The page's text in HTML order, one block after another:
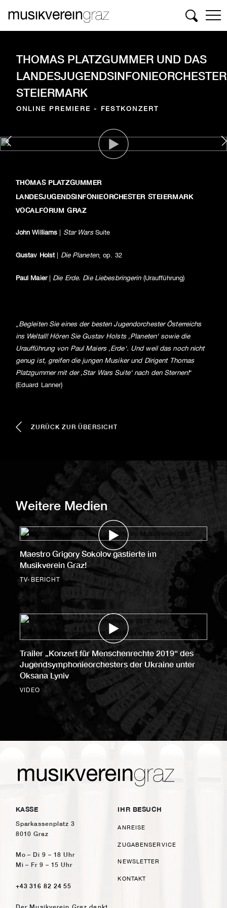
Suchen
THOMAS PLATZGUMMER UND DAS
LANDESJUGENDSINFONIEORCHESTER
STEIERMARK
ONLINE PREMIERE - FESTKONZERT
THOMAS PLATZGUMMER
LANDESJUGENDSINFONIEORCHESTER STEIERMARK
VOCALFORUM GRAZ
John Williams | Star WarsSuite
Gustav Holst| Die Planeten, op. 32
Paul Maier| Die Erde. Die Liebesbringerin(Uraufführung)
Begleiten Sie eines der besten Jugendorchester Österreichs
ins Weltall! Hören Sie Gustav Holsts ‚Planeten‘ sowie die
Uraufführung von Paul Maiers ‚Erde‘. Und weil das noch nicht
genug ist, greifen die jungen Musiker und Dirigent Thomas
Platzgummer mit der ‚Star Wars Suite‘ nach den Sternen!“
(Eduard Lanner)
ZURÜCK ZUR ÜBERSICHT
Weitere Medien
Maestro Grigory Sokolov gastierte im
Musikverein Graz!
TV-BERICHT
Trailer „Konzert für Menschenrechte 2019“ des
Jugendsymphonieorchesters der Ukraine unter
Oksana Lyniv
VIDEO
KASSE
Sparkassenplatz 3
8010 Graz
Mo – Di 9 – 18 Uhr
Mi – Fr 9 – 15 Uhr
+43 316 82 24 55
IHR BESUCH
ANREISE
ZUGABENSERVICE
NEWSLETTER
KONTAKT